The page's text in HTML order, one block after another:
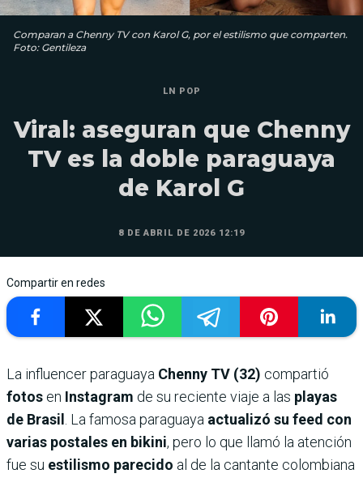
Comparan a Chenny TV con Karol G, por el estilismo que comparten.
Foto: Gentileza
LN POP
Viral: aseguran que Chenny
TV es la doble paraguaya
de Karol G
8 DE ABRIL DE 2026 12:19
Compartir en redes
La influencer paraguaya Chenny TV (32) compartió
fotos en Instagram de su reciente viaje a las playas
de Brasil
. La famosa paraguaya actualizó su feed con
varias postales en bikini, pero lo que llamó la atención
fue su estilismo parecido al de la cantante colombiana